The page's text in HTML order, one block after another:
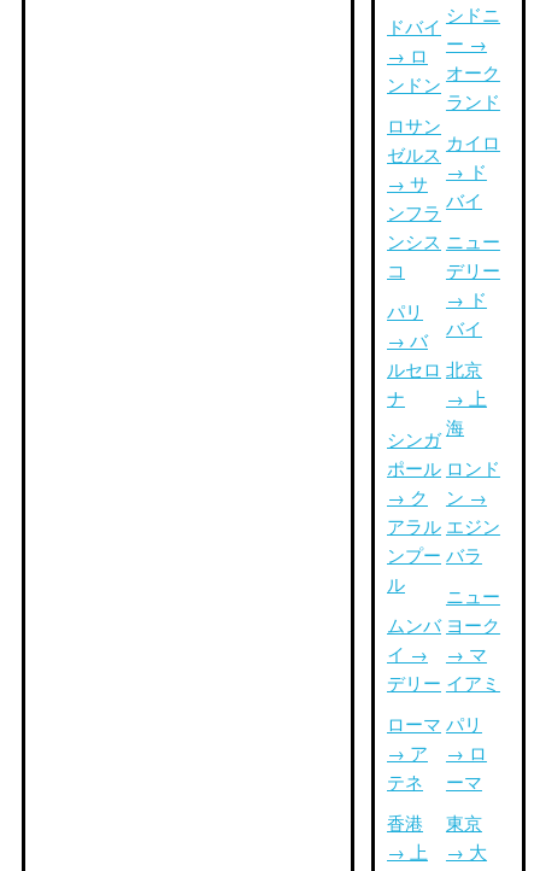
ドバイ
→ ロ
ンドン
ロサン
ゼルス
→ サ
ンフラ
ンシス
コ
パリ
→ バ
ルセロ
ナ
シンガ
ポール
→ ク
アラル
ンプー
ル
ムンバ
イ →
デリー
ローマ
→ ア
テネ
香港
→ 上
シドニ
ー →
オーク
ランド
カイロ
→ ド
バイ
ニュー
デリー
→ ド
バイ
北京
→ 上
海
ロンド
ン →
エジン
バラ
ニュー
ヨーク
→ マ
イアミ
パリ
→ ロ
ーマ
東京
→ 大